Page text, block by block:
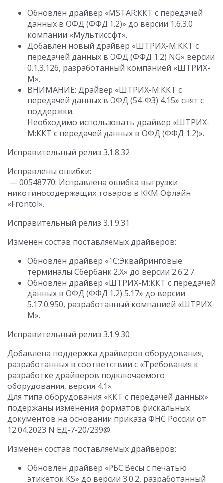
Обновлен драйвер «MSTAR:ККТ с передачей
данных в ОФД (ФФД 1.2)» до версии 1.6.3.0
компании «Мультисофт».
Добавлен новый драйвер «ШТРИХ-М:ККТ с
передачей данных в ОФД (ФФД 1.2) NG» версии
0.1.3.126, разработанный компанией «ШТРИХ-
М».
ВНИМАНИЕ: Драйвер «ШТРИХ-М:ККТ с
передачей данных в ОФД (54-ФЗ) 4.15» снят с
поддержки.
Необходимо использовать драйвер «ШТРИХ-
М:ККТ с передачей данных в ОФД (ФФД 1.2)».
Исправительный релиз 3.1.8.32
Исправлены ошибки:
— 00548770: Исправлена ошибка выгрузки
никотиносодержащих товаров в ККМ Офлайн
«Frontol».
Исправительный релиз 3.1.9.31
Изменен состав поставляемых драйверов:
Обновлен драйвер «1С:Эквайринговые
терминалы Сбербанк 2.Х» до версии 2.6.2.7.
Обновлен драйвер «ШТРИХ-М:ККТ с передачей
данных в ОФД (ФФД 1.2) 5.17» до версии
5.17.0.950, разработанный компанией «ШТРИХ-
М».
Исправительный релиз 3.1.9.30
Добавлена поддержка драйверов оборудования,
разработанных в соответствии с «Требования к
разработке драйверов подключаемого
оборудования, версия 4.1».
Для типа оборудования «ККТ с передачей данных»
подержаны изменения форматов фискальных
документов на основании приказа ФНС России от
12.04.2023 N ЕД-7-20/239@.
Изменен состав поставляемых драйверов:
Обновлен драйвер «РБС:Весы c печатью
этикеток KS» до версии 3.0.2, разработанный